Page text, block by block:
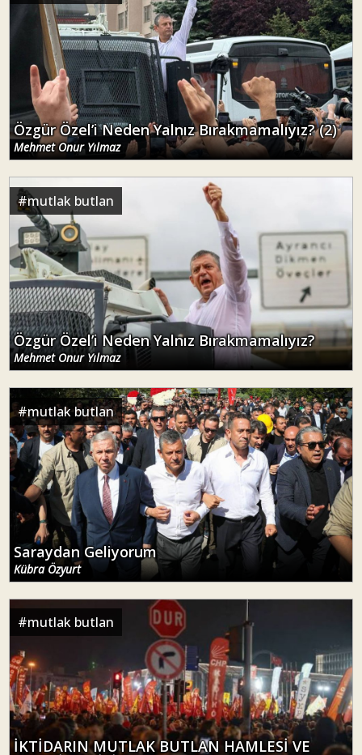
Özgür Özel’i Neden Yalnız Bırakmamalıyız? (2)
Mehmet Onur Yılmaz
#mutlak butlan
Özgür Özel’i Neden Yalnız Bırakmamalıyız?
Mehmet Onur Yılmaz
#mutlak butlan
Saraydan Geliyorum
Kübra Özyurt
#mutlak butlan
İKTİDARIN MUTLAK BUTLAN HAMLESİ VE